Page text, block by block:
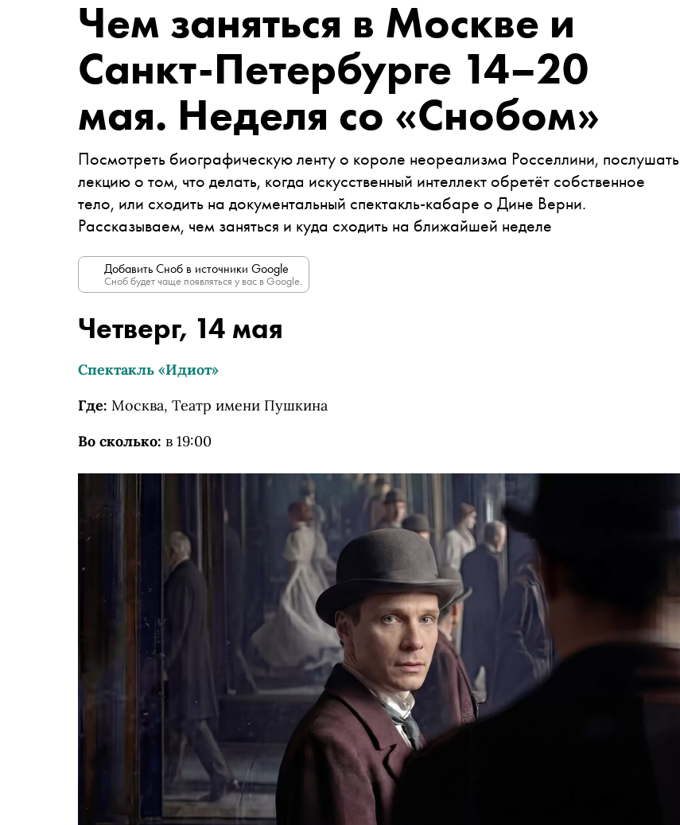
Чем заняться в Москве и
Санкт-Петербурге 14–20
мая. Неделя со «Снобом»
Посмотреть биографическую ленту о короле неореализма Росселлини, послушать
лекцию о том, что делать, когда искусственный интеллект обретёт собственное
тело, или сходить на документальный спектакль-кабаре о Дине Верни.
Рассказываем, чем заняться и куда сходить на ближайшей неделе
Добавить Сноб в источники Google
Сноб будет чаще появляться у вас в Google.
Четверг, 14 мая
Спектакль «Идиот»
Где: Москва, Театр имени Пушкина
Во сколько: в 19:00